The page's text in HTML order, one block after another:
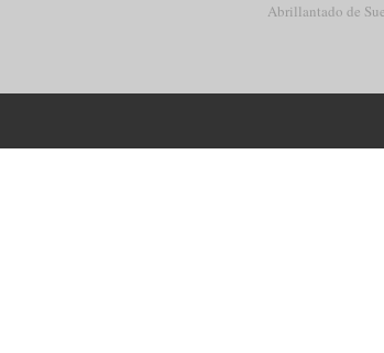
Abrillantado de